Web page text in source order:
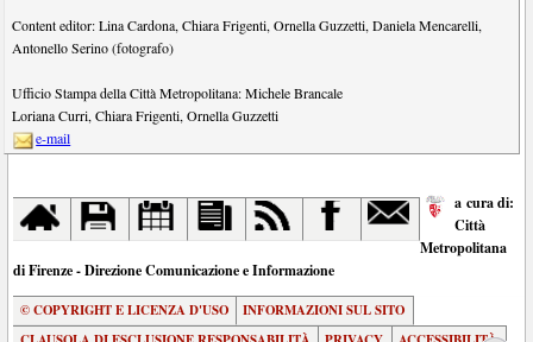
Content editor:Lina Cardona,Chiara Frigenti,Ornella Guzzetti,Daniela Mencarelli,
Antonello Serino (fotografo)
Ufficio Stampa della Città Metropolitana:Michele Brancale
Loriana Curri,Chiara Frigenti,Ornella Guzzetti
e-mail
a cura di:
Città
Metropolitana
di Firenze - Direzione Comunicazione e Informazione
© COPYRIGHT E LICENZA D'USO
INFORMAZIONI SUL SITO